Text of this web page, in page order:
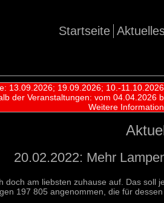
Startseite
13.09.2026; 19.09.2026; 10.-
der Veranstaltungen:vom 04.04.2026
Weitere
20.02.2022: Mehr
doch am liebsten zuhause auf. Das
197 805 angenommen, die für